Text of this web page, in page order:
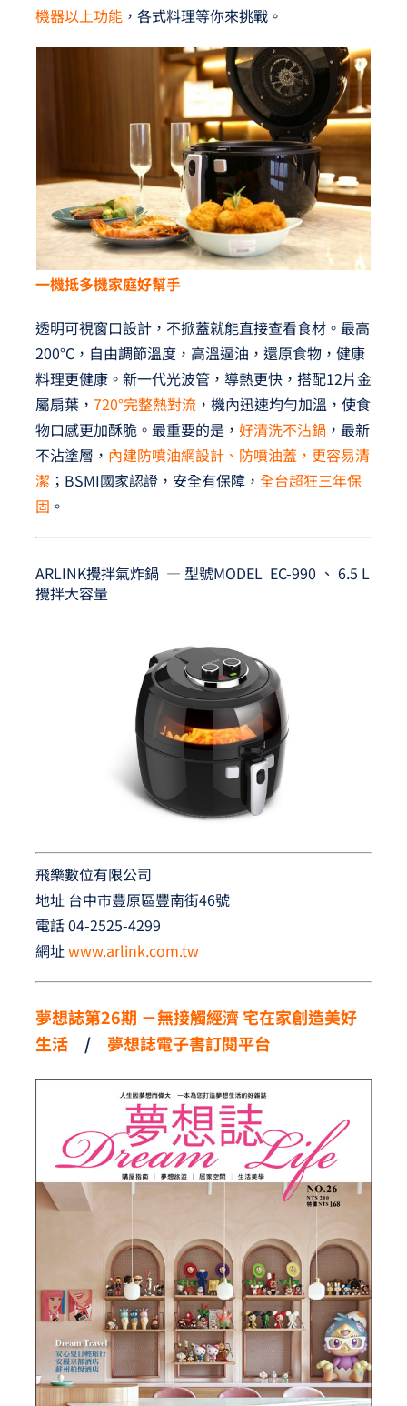
機器以上功能，各式料理等你來挑戰。
一機抵多機家庭好幫手
透明可視窗口設計，不掀蓋就能直接查看食材。最高
200°C，自由調節溫度，高溫逼油，還原食物，健康
料理更健康。新一代光波管，導熱更快，搭配12片金
屬扇葉， 720°完整熱對流 ，機內迅速均勻加溫，使食
物口感更加酥脆。最重要的是， 好清洗不沾鍋 ，最新
不沾塗層， 內建防噴油網設計、防噴油蓋，更容易清
潔 ；BSMI國家認證，安全有保障， 全台超狂三年保
固 。
ARLINK攪拌氣炸鍋 — 型號MODEL EC-990 、 6.5 L
攪拌大容量
飛樂數位有限公司
地址 台中市豐原區豐南街46號
電話 04-2525-4299
網址www.arlink.com.tw
夢想誌第26期 －無接觸經濟 宅在家創造美好
生活/ 夢想誌電子書訂閱平台